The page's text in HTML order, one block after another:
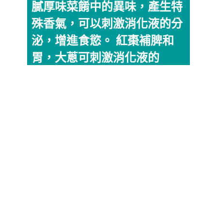
膩厚味菜餚中的異味，產生特
殊香氣，可以刺激消化液的分
泌，增進食慾。 紅棗補脾和
胃，大蔥可刺激消化液的